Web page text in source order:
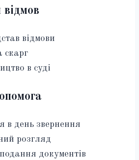
відмови
скарг
в суді
в день звернення
розгляд
документів